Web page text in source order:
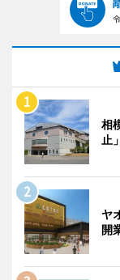
相
止
ヤ
開